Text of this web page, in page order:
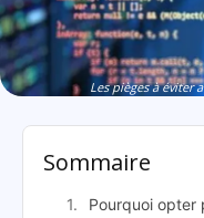
Les pièges à éviter
Sommaire
Pourquoi opter